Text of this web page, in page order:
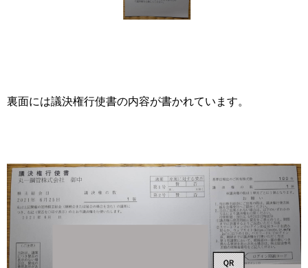
裏面には議決権行使書の内容が書かれています。